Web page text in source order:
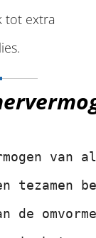
tot extra
van
tezamen
de